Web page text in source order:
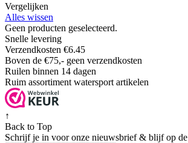
Vergelijken
Alles wissen
Geen producten geselecteerd.
Snelle levering
Verzendkosten €6.45
Boven de €75,- geen verzendkosten
Ruilen binnen 14 dagen
Ruim assortiment watersport artikelen
↑
Back to Top
Schrijf je in voor onze nieuwsbrief & blijf op de